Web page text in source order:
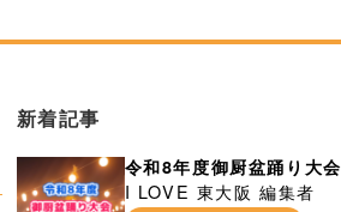
新着記事
令和8年度御厨盆踊り大会
I LOVE 東大阪 編集者